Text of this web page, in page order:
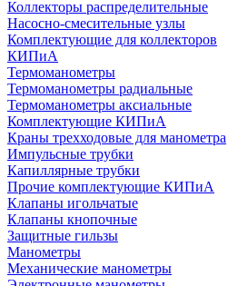
Коллекторы распределительные
Насосно-смесительные узлы
Комплектующие для коллекторов
КИПиА
Термоманометры
Термоманометры радиальные
Термоманометры аксиальные
Комплектующие КИПиА
Краны трехходовые для манометра
Импульсные трубки
Капиллярные трубки
Прочие комплектующие КИПиА
Клапаны игольчатые
Клапаны кнопочные
Защитные гильзы
Манометры
Механические манометры